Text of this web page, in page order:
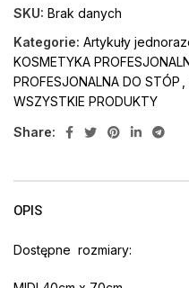
SKU: Brak danych
Kategorie: Artykuły
KOSMETYKA
PROFESJONALNA DO STÓP
WSZYSTKIE PRODUKTY
Share:
OPIS
Dostępne rozmiary: